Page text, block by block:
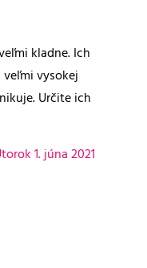
kladne. Ich
vysokej
Určite ich
1. júna 2021